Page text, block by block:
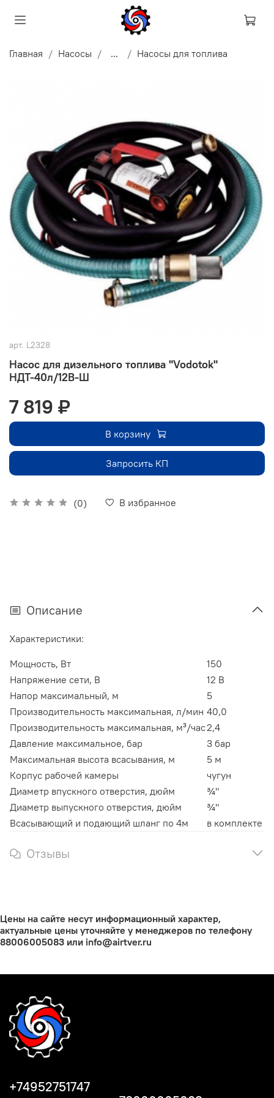
Главная Насосы ... Насосы для топлива
арт. L2328
Насос для дизельного топлива "Vodotok"
НДТ-40л/12В-Ш
(0) В избранное
7 819 ₽
В корзину
Запросить КП
Описание
Характеристики:
Мощность, Вт
150
Напряжение сети, В
12 В
Напор максимальный, м
5
Производительность максимальная, л/мин 40,0
Производительность максимальная, м³/час2,4
Давление максимальное, бар
3 бар
Максимальная высота всасывания, м
5 м
Корпус рабочей камеры
чугун
Диаметр впускного отверстия, дюйм
¾"
Диаметр выпускного отверстия, дюйм
¾"
Всасывающий и подающий шланг по 4м
в комплекте
Отзывы
Цены на сайте несут информационный характер,
актуальные цены уточняйте у менеджеров по телефону
88006005083 или info@airtver.ru
+74952751747